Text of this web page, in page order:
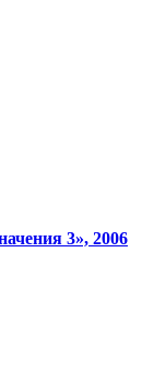
3», 2006